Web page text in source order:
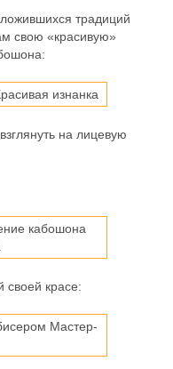
традиций
свою «красивую»
на лицевую
своей красе: